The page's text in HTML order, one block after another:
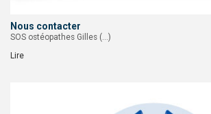
Nous contacter
SOS ostéopathes Gilles (…)
Lire